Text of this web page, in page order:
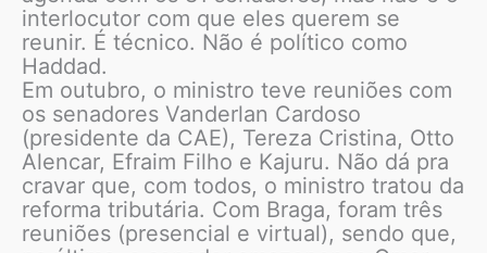
interlocutor com que eles querem se
reunir. É técnico. Não é político como
Haddad.
Em outubro, o ministro teve reuniões com
os senadores Vanderlan Cardoso
(presidente da CAE), Tereza Cristina, Otto
Alencar, Efraim Filho e Kajuru. Não dá pra
cravar que, com todos, o ministro tratou da
reforma tributária. Com Braga, foram três
reuniões (presencial e virtual), sendo que,